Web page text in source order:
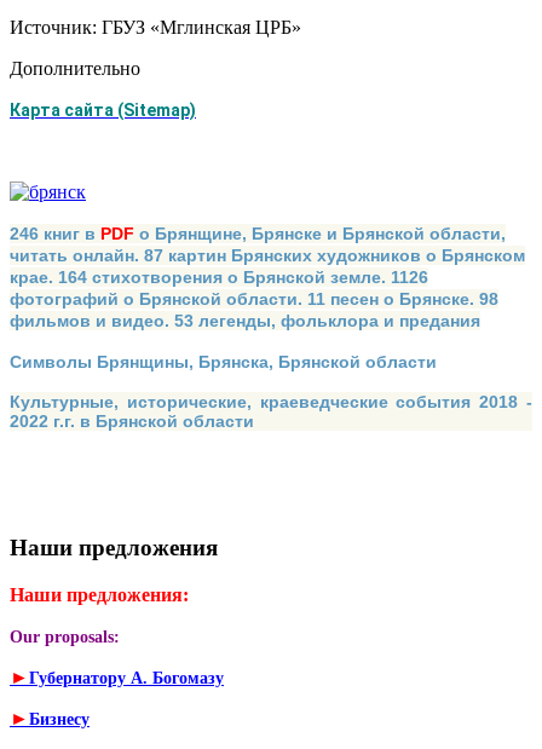
Источник: ГБУЗ «Мглинская ЦРБ»
Дополнительно
Карта сайта (Sitemap)
246 книг в PDF о Брянщине, Брянске и Брянской области,
читать онлайн. 87 картин Брянских художников о Брянском
крае. 164 стихотворения о Брянской земле. 1126
фотографий о Брянской области. 11 песен о Брянске. 98
фильмов и видео. 53 легенды, фольклора и предания
Символы Брянщины, Брянска, Брянской области
Культурные, исторические, краеведческие события 2018 -
2022 г.г. в Брянской области
Наши предложения
Наши предложения:
Our proposals:
► Губернатору А. Богомазу
► Бизнесу